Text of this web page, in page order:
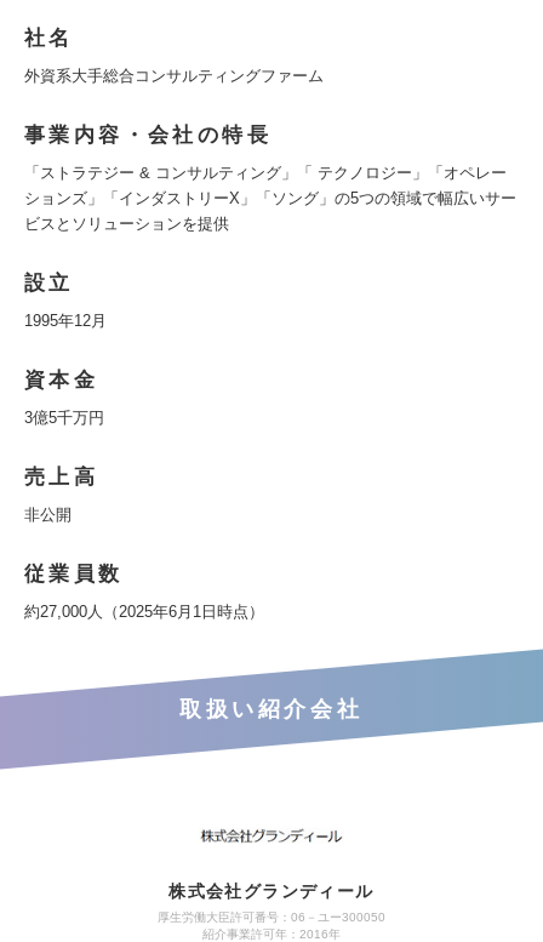
社名
外資系大手総合コンサルティングファーム
事業内容・会社の特長
「ストラテジー & コンサルティング」「 テクノロジー」「オペレー
ションズ」「インダストリーX」「ソング」の5つの領域で幅広いサー
ビスとソリューションを提供
設立
1995年12月
資本金
3億5千万円
売上高
非公開
従業員数
約27,000人（2025年6月1日時点）
取扱い紹介会社
株式会社グランディール
厚生労働大臣許可番号：06－ユー300050
紹介事業許可年：2016年